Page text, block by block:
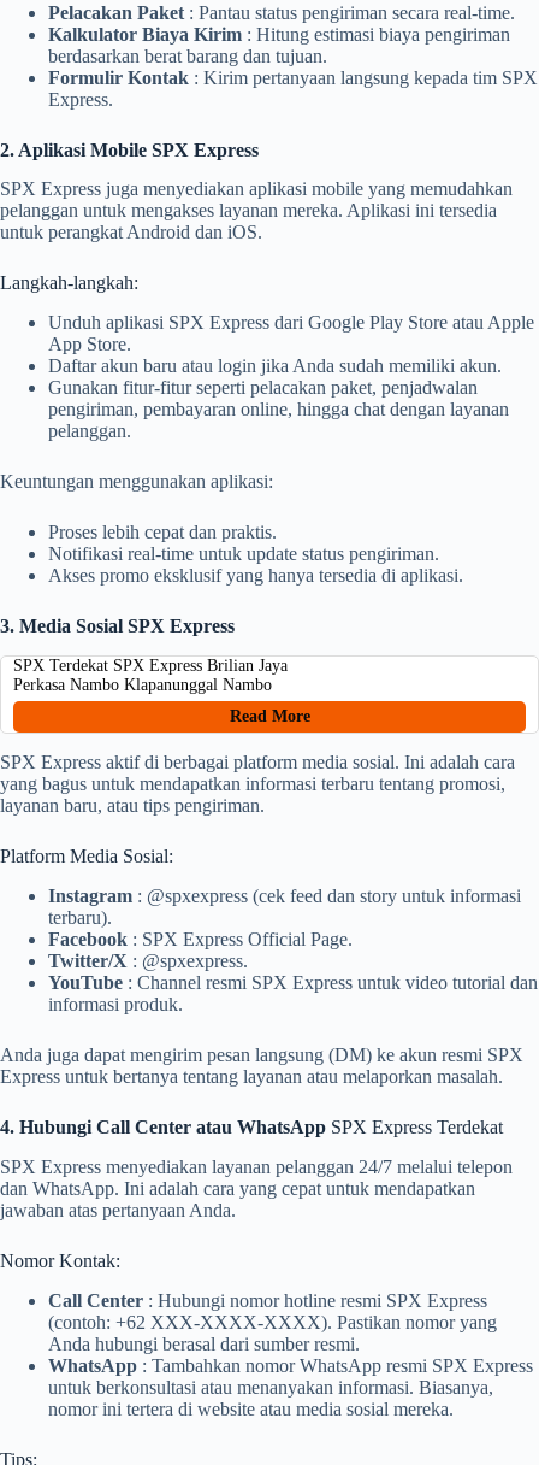
Pelacakan Paket : Pantau status pengiriman secara real-time.
Kalkulator Biaya Kirim : Hitung estimasi biaya pengiriman
berdasarkan berat barang dan tujuan.
Formulir Kontak : Kirim pertanyaan langsung kepada tim SPX
Express.
2. Aplikasi Mobile SPX Express
SPX Express juga menyediakan aplikasi mobile yang memudahkan
pelanggan untuk mengakses layanan mereka. Aplikasi ini tersedia
untuk perangkat Android dan iOS.
Langkah-langkah:
Unduh aplikasi SPX Express dari Google Play Store atau Apple
App Store.
Daftar akun baru atau login jika Anda sudah memiliki akun.
Gunakan fitur-fitur seperti pelacakan paket, penjadwalan
pengiriman, pembayaran online, hingga chat dengan layanan
pelanggan.
Keuntungan menggunakan aplikasi:
Proses lebih cepat dan praktis.
Notifikasi real-time untuk update status pengiriman.
Akses promo eksklusif yang hanya tersedia di aplikasi.
3. Media Sosial SPX Express
SPX Terdekat SPX Express Brilian Jaya
Perkasa Nambo Klapanunggal Nambo
Read More
SPX Express aktif di berbagai platform media sosial. Ini adalah cara
yang bagus untuk mendapatkan informasi terbaru tentang promosi,
layanan baru, atau tips pengiriman.
Platform Media Sosial:
Instagram : @spxexpress (cek feed dan story untuk informasi
terbaru).
Facebook : SPX Express Official Page.
Twitter/X : @spxexpress.
YouTube : Channel resmi SPX Express untuk video tutorial dan
informasi produk.
Anda juga dapat mengirim pesan langsung (DM) ke akun resmi SPX
Express untuk bertanya tentang layanan atau melaporkan masalah.
4. Hubungi Call Center atau WhatsApp SPX Express Terdekat
SPX Express menyediakan layanan pelanggan 24/7 melalui telepon
dan WhatsApp. Ini adalah cara yang cepat untuk mendapatkan
jawaban atas pertanyaan Anda.
Nomor Kontak:
Call Center : Hubungi nomor hotline resmi SPX Express
(contoh: +62 XXX-XXXX-XXXX). Pastikan nomor yang
Anda hubungi berasal dari sumber resmi.
WhatsApp : Tambahkan nomor WhatsApp resmi SPX Express
untuk berkonsultasi atau menanyakan informasi. Biasanya,
nomor ini tertera di website atau media sosial mereka.
Tips: